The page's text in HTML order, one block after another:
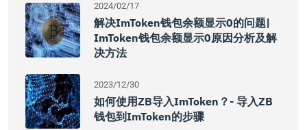
2024/02/17
解决imToken钱包余额显示0的问题|
ImToken钱包余额显示0原因分析及解
决方法
2023/12/30
如何使用ZB导入imToken？- 导入ZB
钱包到imToken的步骤